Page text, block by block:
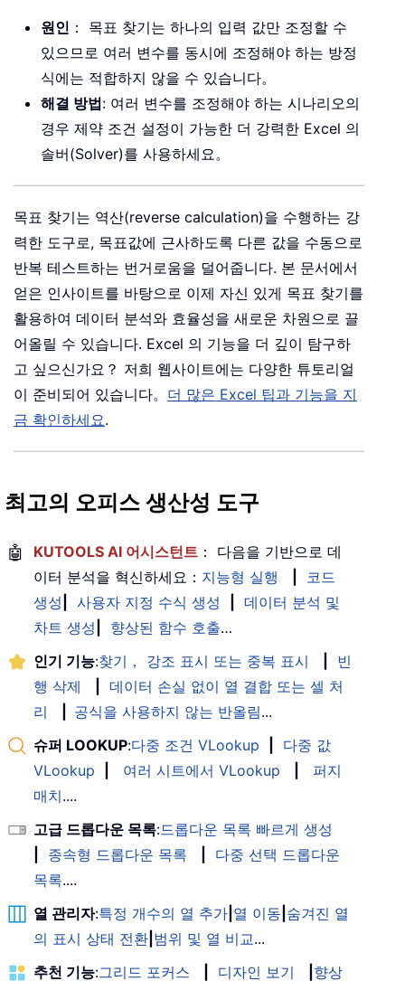
원인 ： 목표 찾기는 하나의 입력 값만 조정할 수
있으므로 여러 변수를 동시에 조정해야 하는 방정
식에는 적합하지 않을 수 있습니다。
해결 방법: 여러 변수를 조정해야 하는 시나리오의
경우 제약 조건 설정이 가능한 더 강력한 Excel 의
솔버(Solver)를 사용하세요。
목표 찾기는 역산(reverse calculation)을 수행하는 강
력한 도구로, 목표값에 근사하도록 다른 값을 수동으로
반복 테스트하는 번거로움을 덜어줍니다. 본 문서에서
얻은 인사이트를 바탕으로 이제 자신 있게 목표 찾기를
활용하여 데이터 분석와 효율성을 새로운 차원으로 끌
어올릴 수 있습니다. Excel 의 기능을 더 깊이 탐구하
고 싶으신가요？ 저희 웹사이트에는 다양한 튜토리얼
이 준비되어 있습니다。 더 많은 Excel 팁과 기능을 지
금 확인하세요.
최고의 오피스 생산성 도구
🤖 KUTOOLS AI 어시스턴트 ： 다음을 기반으로 데
이터 분석을 혁신하세요： 지능형 실행
코드
생성
사용자 지정 수식 생성
데이터 분석 및
차트 생성
향상된 함수 호출…
인기 기능:찾기， 강조 표시 또는 중복 표시
빈
행 삭제
데이터 손실 없이 열 결합 또는 셀 처
리
공식을 사용하지 않는 반올림...
슈퍼 LOOKUP:다중 조건 VLookup
다중 값
VLookup
여러 시트에서 VLookup
퍼지
매치....
고급 드롭다운 목록:드롭다운 목록 빠르게 생성
종속형 드롭다운 목록
다중 선택 드롭다운
목록....
열 관리자:특정 개수의 열 추가 열 이동 숨겨진 열
의 표시 상태 전환 범위 및 열 비교...
추천 기능:그리드 포커스 디자인 보기 향상